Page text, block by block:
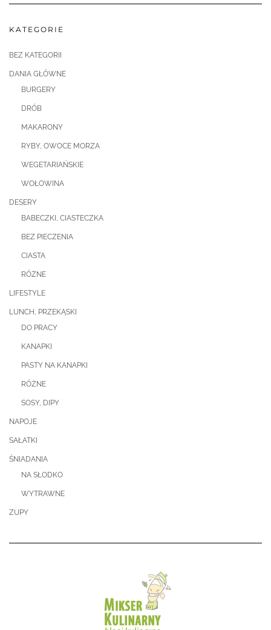
KATEGORIE
BEZ KATEGORII
DANIA GŁÓWNE
BURGERY
DRÓB
MAKARONY
RYBY, OWOCE MORZA
WEGETARIAŃSKIE
WOŁOWINA
DESERY
BABECZKI, CIASTECZKA
BEZ PIECZENIA
CIASTA
RÓŻNE
LIFESTYLE
LUNCH, PRZEKĄSKI
DO PRACY
KANAPKI
PASTY NA KANAPKI
RÓŻNE
SOSY, DIPY
NAPOJE
SAŁATKI
ŚNIADANIA
NA SŁODKO
WYTRAWNE
ZUPY